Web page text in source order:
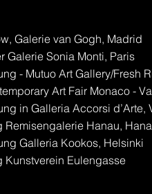
Galerie van Gogh, Madrid
Galerie Sonia Monti, Paris
- Mutuo Art Gallery/Fresh
Art Fair Monaco -
in Galleria Accorsi d’Arte,
Remisengalerie Hanau,
Galleria Kookos, Helsinki
Kunstverein Eulengasse